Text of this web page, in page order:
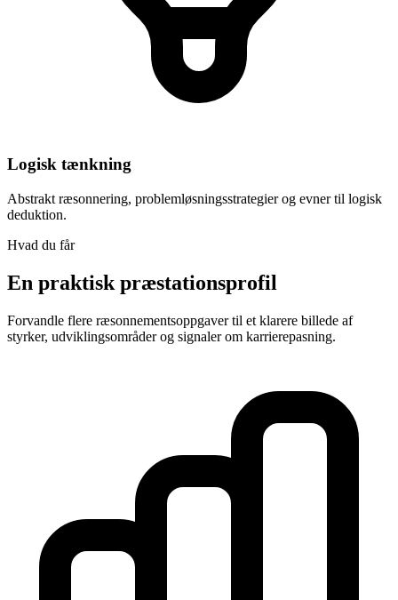
Logisk tænkning
Abstrakt ræsonnering, problemløsningsstrategier og evner til logisk
deduktion.
Hvad du får
En praktisk præstationsprofil
Forvandle flere ræsonnementsoppgaver til et klarere billede af
styrker, udviklingsområder og signaler om karrierepasning.